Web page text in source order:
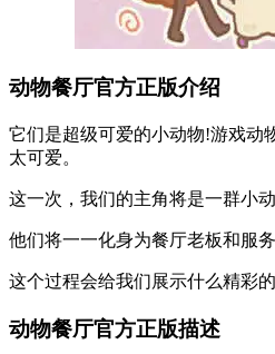
动物餐厅官方正版介绍
它们是超级可爱的小动物!游戏动
太可爱。
这一次，我们的主角将是一群小动
他们将一一化身为餐厅老板和服务
这个过程会给我们展示什么精彩
动物餐厅官方正版描述